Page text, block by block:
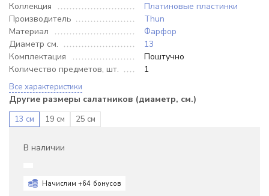
Коллекция
Платиновые пластинки
Производитель
Thun
Материал
Фарфор
Диаметр см.
13
Комплектация
Поштучно
Количество предметов, шт.
1
Все характеристики
Другие размеры салатников (диаметр, см.)
13 см 19 см 25 см
В наличии
Начислим +64 бонусов